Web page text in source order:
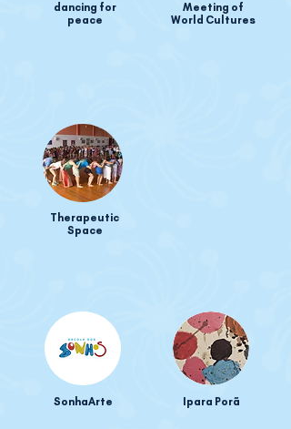
SonhaArte Ipara Porã
dancing for
peace
Therapeutic
Space
Meeting of
World Cultures